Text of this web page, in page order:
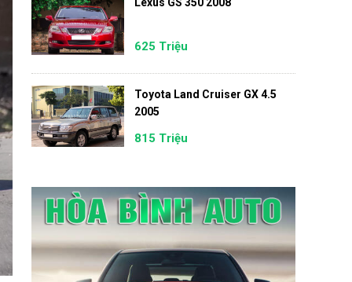
625 Triệu
Toyota Land Cruiser GX 4.5
2005
815 Triệu